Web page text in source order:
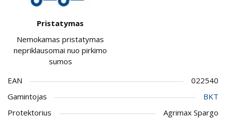
Pristatymas
Nemokamas pristatymas
nepriklausomai nuo pirkimo
sumos
EAN
022540
Gamintojas
BKT
Protektorius
Agrimax Spargo